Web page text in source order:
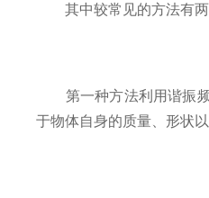
其中较常见的方法有两
第一种方法利用谐振频
于物体自身的质量、形状